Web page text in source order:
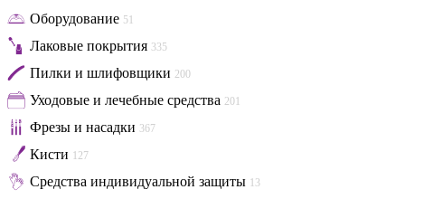
Оборудование 51
Лаковые покрытия 335
Пилки и шлифовщики 200
Уходовые и лечебные средства 201
Фрезы и насадки 367
Кисти 127
Средства индивидуальной защиты 13